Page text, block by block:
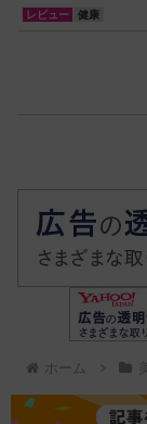
高血圧・関節痛
撃退する簡単習
レビュー 健康
ホーム